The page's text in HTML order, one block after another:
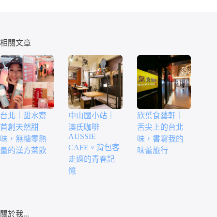
相關文章
台北｜甜水齋
首創天然甜
味，無糖零熱
量的漢方茶飲
中山國小站｜
澳氏咖啡
AUSSIE
CAFE。背包客
走過的青春記
憶
欣葉食藝軒｜
舌尖上的台北
味，書寫我的
味蕾旅行
關於我...